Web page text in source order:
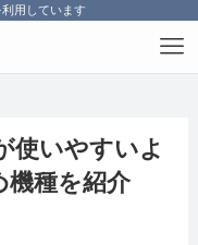
用しています
使いやすいよ
種を紹介